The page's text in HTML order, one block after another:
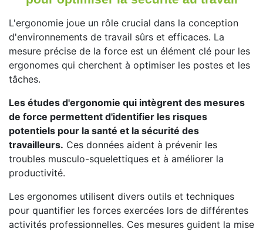
L'ergonomie joue un rôle crucial dans la conception
d'environnements de travail sûrs et efficaces. La
mesure précise de la force est un élément clé pour les
ergonomes qui cherchent à optimiser les postes et les
tâches.
Les études d'ergonomie qui intègrent des mesures
de force permettent d'identifier les risques
potentiels pour la santé et la sécurité des
travailleurs. Ces données aident à prévenir les
troubles musculo-squelettiques et à améliorer la
productivité.
Les ergonomes utilisent divers outils et techniques
pour quantifier les forces exercées lors de différentes
activités professionnelles. Ces mesures guident la mise